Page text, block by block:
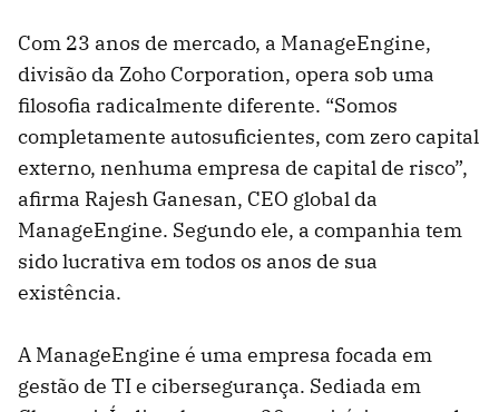
Com 23 anos de mercado, a ManageEngine,
divisão da Zoho Corporation, opera sob uma
filosofia radicalmente diferente. “Somos
completamente autosuficientes, com zero capital
externo, nenhuma empresa de capital de risco”,
afirma Rajesh Ganesan, CEO global da
ManageEngine. Segundo ele, a companhia tem
sido lucrativa em todos os anos de sua
existência.
A ManageEngine é uma empresa focada em
gestão de TI e cibersegurança. Sediada em